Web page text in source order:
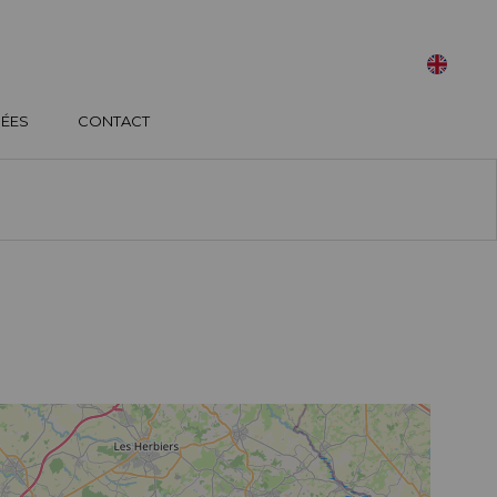
CONTACT
TRIER PAR :